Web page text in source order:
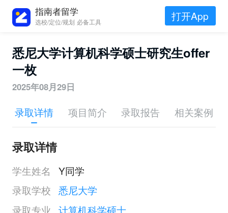
指南者留学
选校/定位/规划 必备工具 打开App
悉尼大学计算机科学硕士研究生offer
一枚
2025年08月29日
录取详情 项目简介 录取报告 相关案例
录取详情
学生姓名
Y同学
录取学校 悉尼大学
录取专业 计算机科学硕士